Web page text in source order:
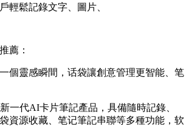
輕鬆記錄文字、圖片、
薦：
個靈感瞬間，话袋讓創意管理更智能、笔
新一代AI卡片筆記產品，具備隨時記錄、
資源收藏、笔记筆記串聯等多種功能，软